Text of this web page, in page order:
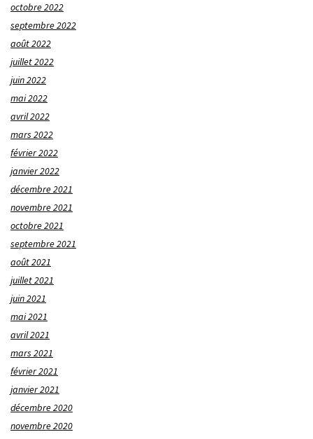
octobre 2022
septembre 2022
août 2022
juillet 2022
juin 2022
mai 2022
avril 2022
mars 2022
février 2022
janvier 2022
décembre 2021
novembre 2021
octobre 2021
septembre 2021
août 2021
juillet 2021
juin 2021
mai 2021
avril 2021
mars 2021
février 2021
janvier 2021
décembre 2020
novembre 2020